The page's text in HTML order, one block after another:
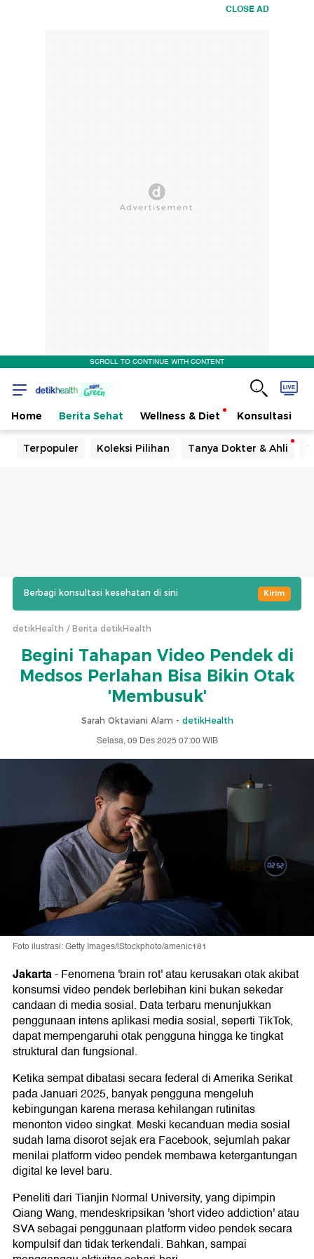
CLOSE AD
SCROLL TO CONTINUE WITH CONTENT
Home Berita Sehat Wellness & Diet Konsultasi
Terpopuler Koleksi Pilihan Tanya Dokter & Ahli
Berbagi konsultasi kesehatan di sini Kirim
detikHealth Berita detikHealth
Begini Tahapan Video Pendek di
Medsos Perlahan Bisa Bikin Otak
'Membusuk'
Sarah Oktaviani Alam - detikHealth
Selasa, 09 Des 2025 07:00 WIB
Foto ilustrasi: Getty Images/iStockphoto/amenic181
Jakarta-Fenomena 'brain rot' atau kerusakan otak akibat
konsumsi video pendek berlebihan kini bukan sekedar
candaan di media sosial. Data terbaru menunjukkan
penggunaan intens aplikasi media sosial, seperti TikTok,
dapat mempengaruhi otak pengguna hingga ke tingkat
struktural dan fungsional.
Ketika sempat dibatasi secara federal di Amerika Serikat
pada Januari 2025, banyak pengguna mengeluh
kebingungan karena merasa kehilangan rutinitas
menonton video singkat. Meski kecanduan media sosial
sudah lama disorot sejak era Facebook, sejumlah pakar
menilai platform video pendek membawa ketergantungan
digital ke level baru.
Peneliti dari Tianjin Normal University, yang dipimpin
Qiang Wang, mendeskripsikan 'short video addiction' atau
SVA sebagai penggunaan platform video pendek secara
kompulsif dan tidak terkendali. Bahkan, sampai